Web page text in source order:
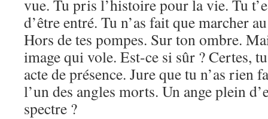
vue. Tu pris l’histoire pour la vie. Tu
d’être entré. Tu n’as fait que marcher
Hors de tes pompes. Sur ton ombre.
image qui vole. Est-ce si sûr ? Certes,
acte de présence. Jure que tu n’as rien
l’un des angles morts. Un ange plein
spectre ?